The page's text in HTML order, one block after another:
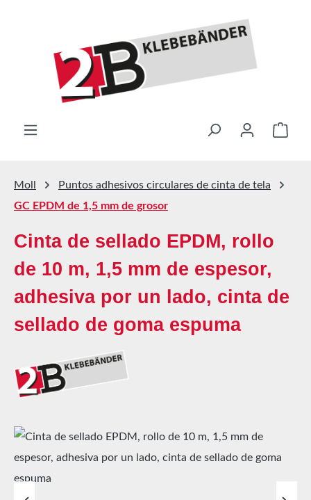
El
Moll
Puntos adhesivos circulares de cinta de tela
GC EPDM de 1,5 mm de grosor
Cinta de sellado EPDM, rollo
de 10 m, 1,5 mm de espesor,
adhesiva por un lado, cinta de
sellado de goma espuma
Omitir galería de imágenes